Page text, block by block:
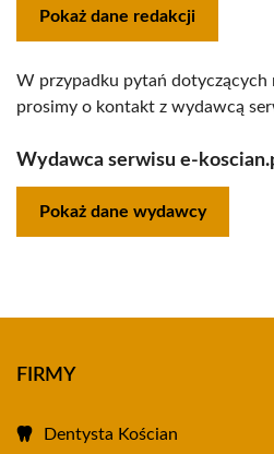
Pokaż dane redakcji
W przypadku pytań dotyczących
prosimy o kontakt z wydawcą
Wydawca serwisu e-
Pokaż dane wydawcy
FIRMY
Dentysta Kościan